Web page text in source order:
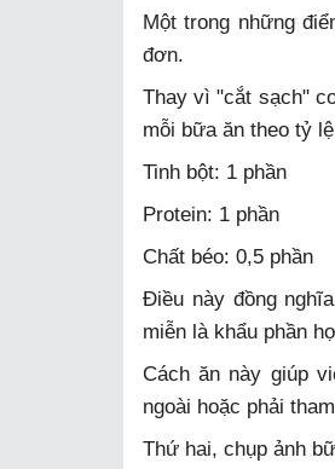
Một trong những
đơn.
Thay vì "cắt sạch"
mỗi bữa ăn theo tỷ
Tinh bột: 1 phần
Protein: 1 phần
Chất béo: 0,5 phần
Điều này đồng
miễn là khẩu phần
Cách ăn này giúp
ngoài hoặc phải
Thứ hai, chụp ảnh